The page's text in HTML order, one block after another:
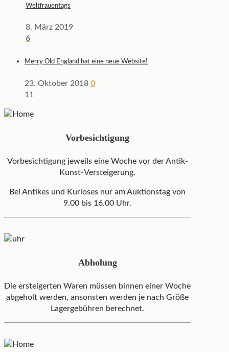
Weltfrauentags
8. März 2019
6
Merry Old England hat eine neue Website!
23. Oktober 2018 0
11
Vorbesichtigung
Vorbesichtigung jeweils eine Woche vor der Antik-
Kunst-Versteigerung.
Bei Antikes und Kurioses nur am Auktionstag von
9.00 bis 16.00 Uhr.
Abholung
Die ersteigerten Waren müssen binnen einer Woche
abgeholt werden, ansonsten werden je nach Größe
Lagergebühren berechnet.